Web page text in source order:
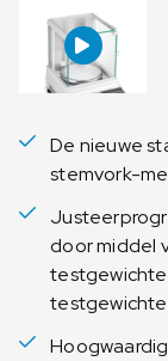
De nieuwe
stemvork-
door middel